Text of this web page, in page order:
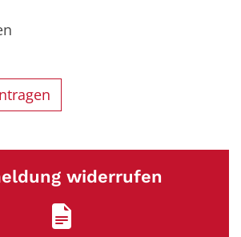
widerrufen